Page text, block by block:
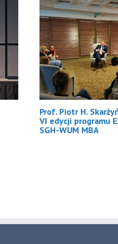
Prof. Piotr H.
VI edycji programu
SGH-WUM MBA